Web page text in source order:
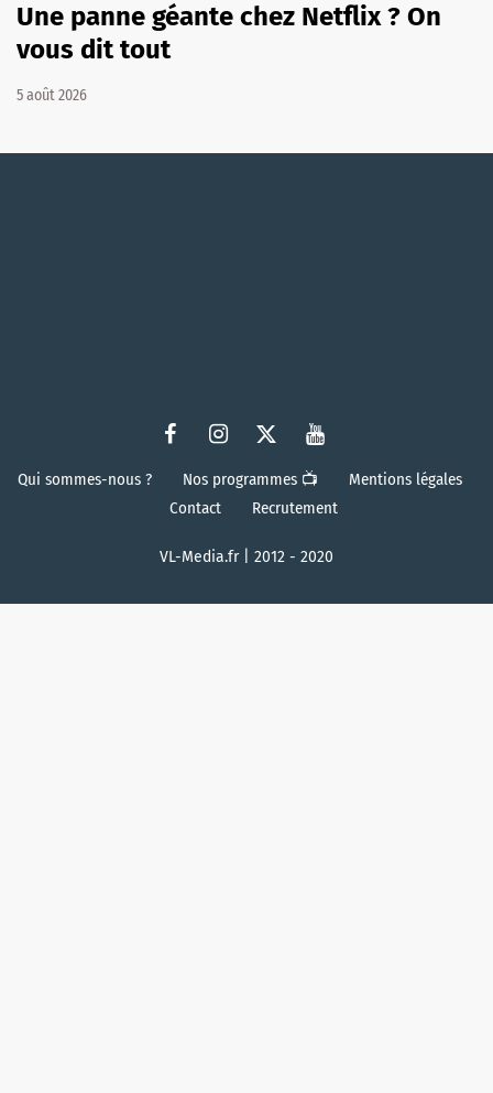
Une panne géante chez Netflix ? On
vous dit tout
5 août 2026
Qui sommes-nous ? Nos programmes 📺
Mentions légales
Contact
Recrutement
VL-Media.fr | 2012 - 2020